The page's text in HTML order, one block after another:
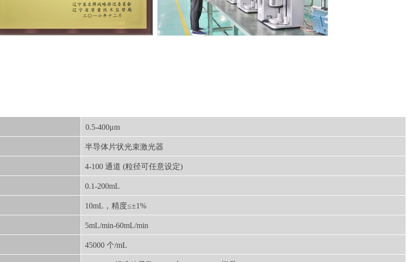
0.5-400μm
半导体片状光束激光器
4-100 通道 (粒径可任意设定)
0.1-200mL
10mL，精度≤±1%
5mL/min-60mL/min
45000 个/mL